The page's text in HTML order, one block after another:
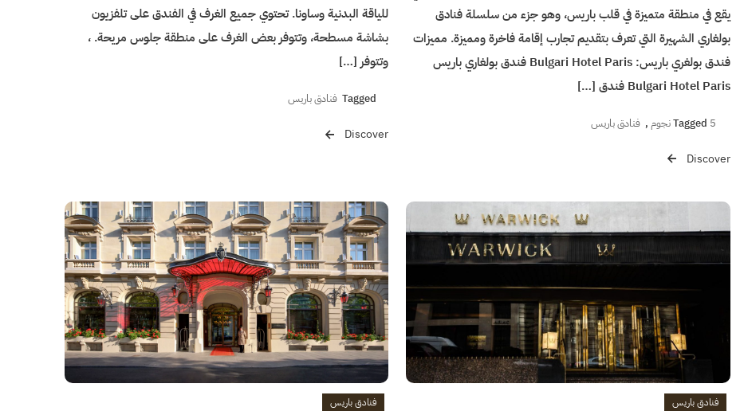
يقع في منطقة متميزة في قلب باريس، وهو جزء من سلسلة فنادق
بولغاري الشهيرة التي تعرف بتقديم تجارب إقامة فاخرة ومميزة. مميزات
فندق بولغري باريس: Bulgari Hotel Paris فندق بولغاري باريس
Bulgari Hotel Paris فندق […]
Tagged 5 نجوم , فنادق باريس
Discover
للياقة البدنية وساونا. تحتوي جميع الغرف في الفندق على تلفزيون
بشاشة مسطحة، وتتوفر بعض الغرف على منطقة جلوس مريحة. ،
وتتوفر […]
Tagged فنادق باريس
Discover
فنادق باريس فنادق باريس